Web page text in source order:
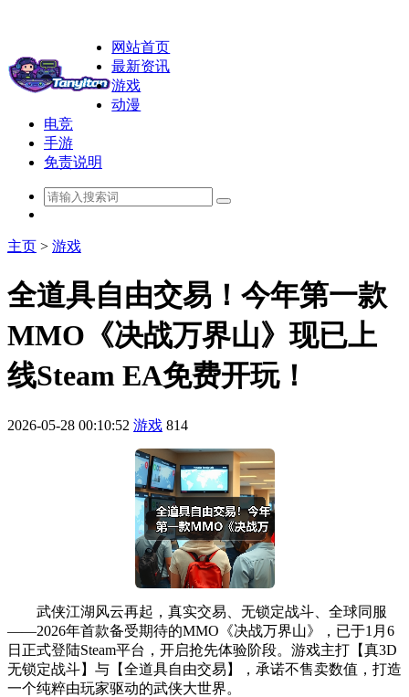
网站首页
最新资讯
游戏
动漫
电竞
手游
免责说明
主页 > 游戏
全道具自由交易！今年第一款
MMO《决战万界山》现已上
线Steam EA免费开玩！
2026-05-28 00:10:52 游戏 814
武侠江湖风云再起，真实交易、无锁定战斗、全球同服
——2026年首款备受期待的MMO《决战万界山》，已于1月6
日正式登陆Steam平台，开启抢先体验阶段。游戏主打【真3D
无锁定战斗】与【全道具自由交易】，承诺不售卖数值，打造
一个纯粹由玩家驱动的武侠大世界。